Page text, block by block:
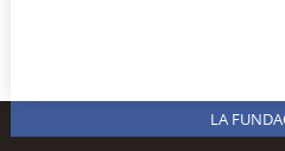
LA